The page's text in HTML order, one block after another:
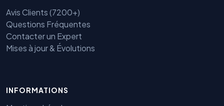
Avis Clients (7200+)
Questions Fréquentes
Contacter un Expert
Mises à jour & Évolutions
INFORMATIONS
Benjamin — Agent IA SEO &
GEO